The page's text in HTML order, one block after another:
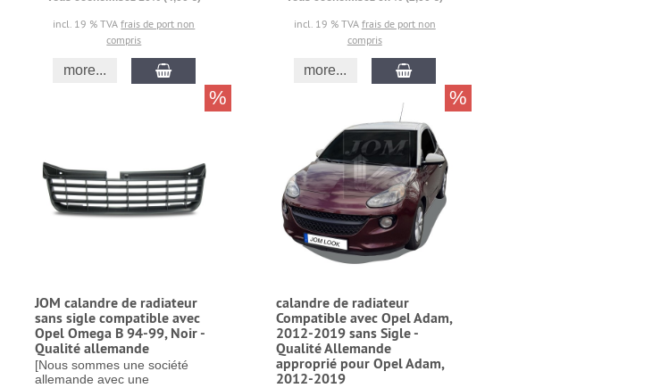
incl. 19 % TVAfrais de port non
compris
more...
incl. 19 % TVA frais de port non
compris
more...
JOM calandre de radiateur
sans sigle compatible avec
Opel Omega B 94-99, Noir -
Qualité allemande
[Nous sommes une société
allemande avec une
%
calandre de radiateur
Compatible avec Opel Adam,
2012-2019 sans Sigle -
Qualité Allemande
approprié pour Opel Adam,
2012-2019
%